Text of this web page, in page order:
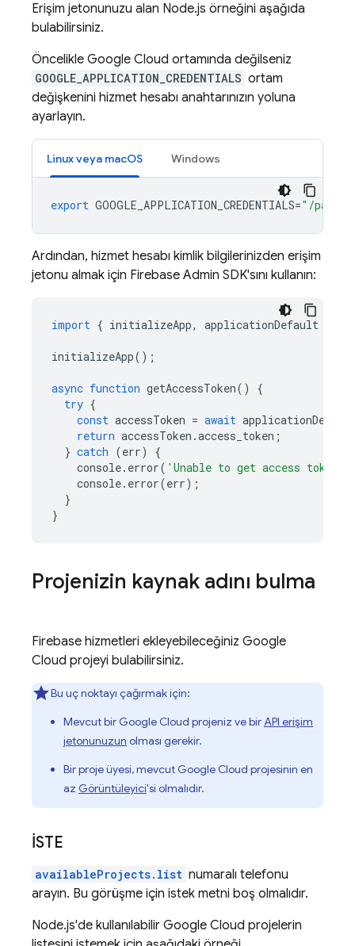
Erişim jetonunuzu alan Node.js örneğini aşağıda
bulabilirsiniz.
Öncelikle Google Cloud ortamında değilseniz
GOOGLE_APPLICATION_CREDENTIALS ortam
değişkenini hizmet hesabı anahtarınızın yoluna
ayarlayın.
Linux veya macOS Windows
export GOOGLE_APPLICATION_CREDENTIALS="/path/
Ardından, hizmet hesabı kimlik bilgilerinizden erişim
jetonu almak için Firebase Admin SDK'sını kullanın:
import { initializeApp, applicationDefault
initializeApp();
async function getAccessToken()
{
try {
const accessToken = await
return accessToken .access_token ;
} catch (err)
{
console. error( 'Unable to get access token'
console. error(err);
}
}
Projenizin kaynak adını bulma
Firebase hizmetleri ekleyebileceğiniz Google
Cloud projeyi bulabilirsiniz.
Bu uç noktayı çağırmak için:
Mevcut bir Google Cloud projeniz ve birAPI erişim
jetonunuzun olması gerekir.
Bir proje üyesi, mevcut Google Cloud projesinin en
az Görüntüleyici'si olmalıdır.
İSTE
availableProjects.list numaralı telefonu
arayın. Bu görüşme için istek metni boş olmalıdır.
Node.js'de kullanılabilir Google Cloud projelerin